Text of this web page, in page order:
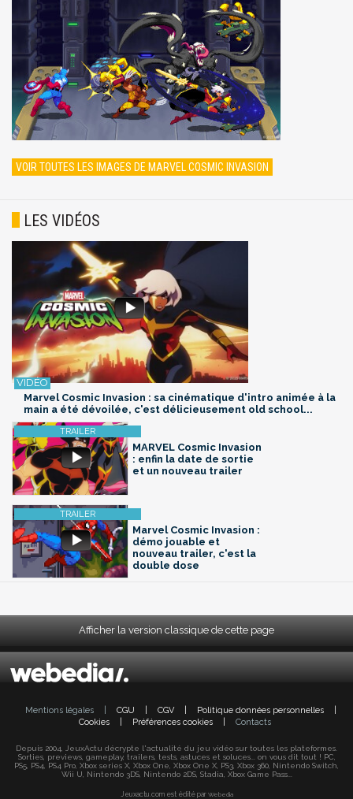
VOIR TOUTES LES IMAGES DE MARVEL COSMIC INVASION
LES VIDÉOS
Marvel Cosmic Invasion : sa cinématique d'intro animée à la
main a été dévoilée, c'est délicieusement old school...
MARVEL Cosmic Invasion
: enfin la date de sortie
et un nouveau trailer
Marvel Cosmic Invasion :
démo jouable et
nouveau trailer, c'est la
double dose
Afficher la version classique de cette page
Mentions légales CGU CGV Politique données personnelles
Cookies
Préférences cookies Contacts
Depuis 2004, JeuxActu décrypte l'actualité du jeu vidéo sur toutes les plateformes.
Sorties, previews, gameplay, trailers, tests, astuces et soluces... on vous dit tout ! PC,
PS5, PS4, PS4 Pro, Xbox series X, Xbox One, Xbox One X, PS3, Xbox 360, Nintendo Switch,
Wii U, Nintendo 3DS, Nintendo 2DS, Stadia, Xbox Game Pass...
Jeuxactu.com est édité par Webedia